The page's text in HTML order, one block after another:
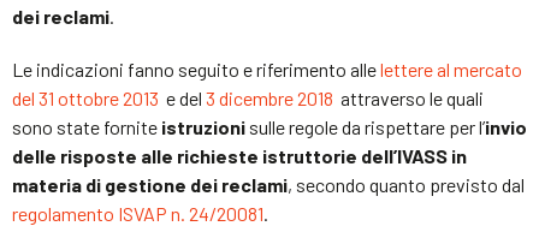
dei reclami.
Le indicazioni fanno seguito e riferimento allelettere al mercato
del 31 ottobre 2013 e del 3 dicembre 2018 attraverso le quali
sono state fornite istruzioni sulle regole da rispettare per l’invio
delle risposte alle richieste istruttorie dell’IVASS in
materia di gestione dei reclami, secondo quanto previsto dal
regolamento ISVAP n. 24/20081.